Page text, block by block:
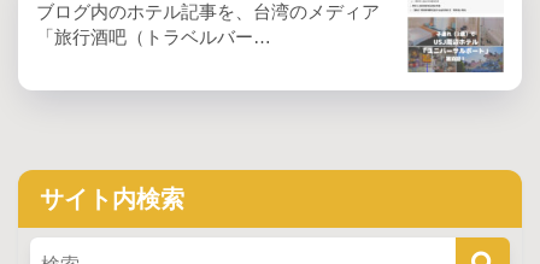
ブログ内のホテル記事を、台湾のメディア
「旅行酒吧（トラベルバー…
サイト内検索